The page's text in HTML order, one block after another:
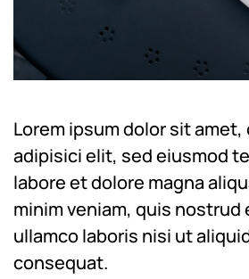
Lorem ipsum dolor sit
adipisici elit, sed eiusmod
labore et dolore magna
minim veniam, quis
ullamco laboris nisi ut
consequat.